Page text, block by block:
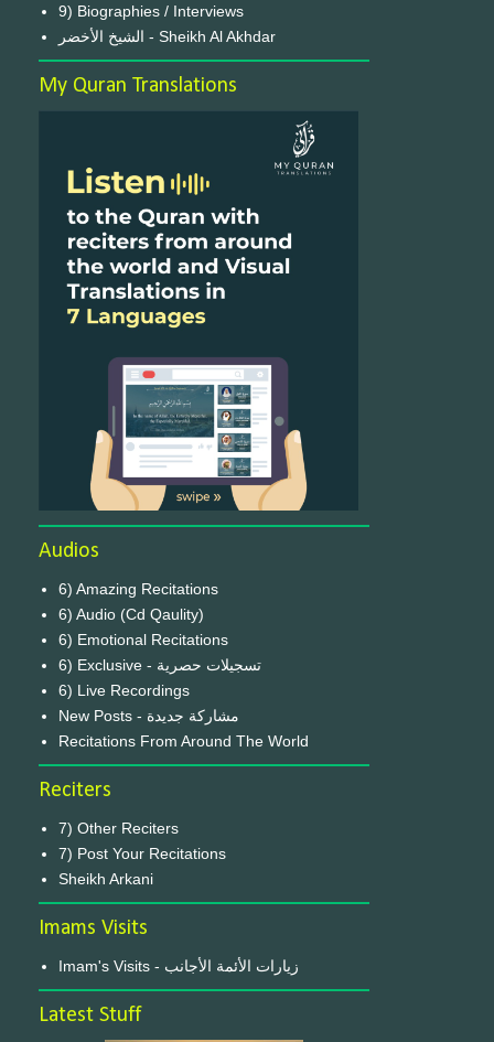
9) Biographies / Interviews
الشيخ الأخضر - Sheikh Al Akhdar
My Quran Translations
Audios
6) Amazing Recitations
6) Audio (Cd Qaulity)
6) Emotional Recitations
6) Exclusive - تسجيلات حصرية
6) Live Recordings
New Posts - مشاركة جديدة
Recitations From Around The World
Reciters
7) Other Reciters
7) Post Your Recitations
Sheikh Arkani
Imams Visits
Imam's Visits - زيارات الأئمة الأجانب
Latest Stuff